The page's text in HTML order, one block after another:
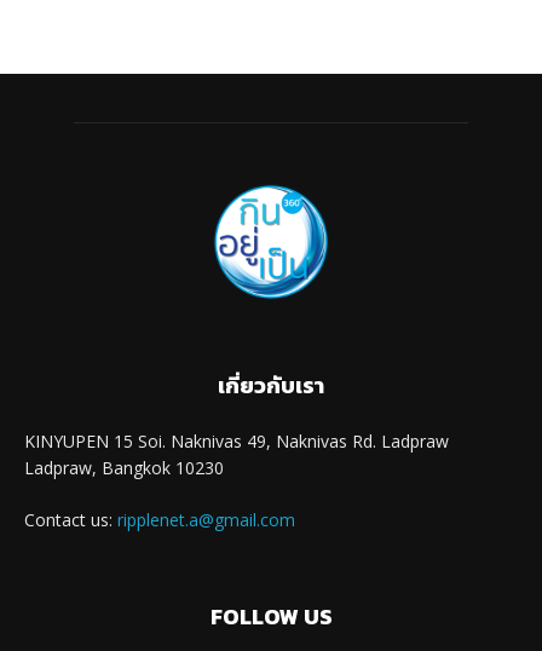
เกี่ยวกับเรา
KINYUPEN 15 Soi. Naknivas 49, Naknivas Rd. Ladpraw
Ladpraw, Bangkok 10230
Contact us: ripplenet.a@gmail.com
FOLLOW US